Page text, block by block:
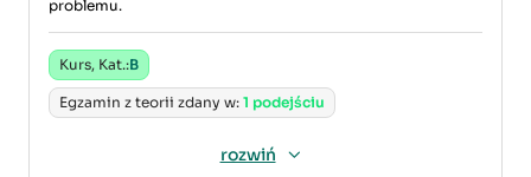
problemu.
Kurs, Kat.:B
Egzamin z teorii zdany w: 1 podejściu
rozwiń